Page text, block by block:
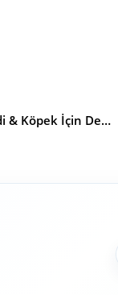
FerroFeed Kedi & Köpek İçin Demir Takviyesi